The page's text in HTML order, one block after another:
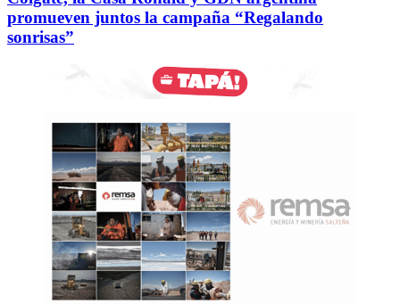
promueven juntos la campaña “Regalando
sonrisas”